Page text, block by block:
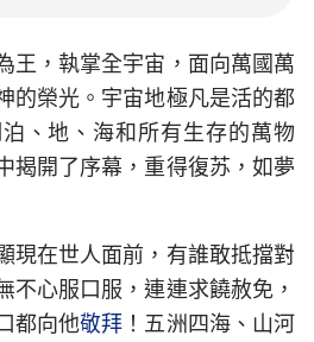
王，執掌全宇宙，面向萬國萬
的榮光。宇宙地極凡是活的都
、地、海和所有生存的萬物
揭開了序幕，重得復苏，如夢
現在世人面前，有誰敢抵擋對
不心服口服，連連求饒赦免，
都向他敬拜 ！五洲四海、山河